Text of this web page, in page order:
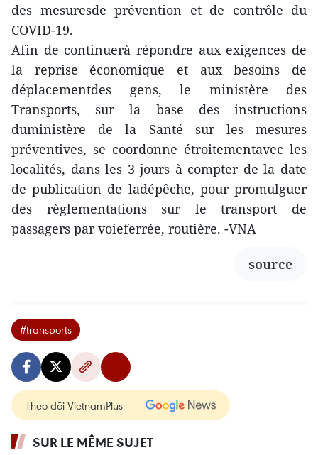
des mesuresde prévention et de contrôle du
COVID-19.
Afin de continuerà répondre aux exigences de
la reprise économique et aux besoins de
déplacementdes gens, le ministère des
Transports, sur la base des instructions
duministère de la Santé sur les mesures
préventives, se coordonne étroitementavec les
localités, dans les 3 jours à compter de la date
de publication de ladépêche, pour promulguer
des règlementations sur le transport de
passagers par voieferrée, routière. -VNA
source
#transports
Theo dõi VietnamPlus
SUR LE MÊME SUJET